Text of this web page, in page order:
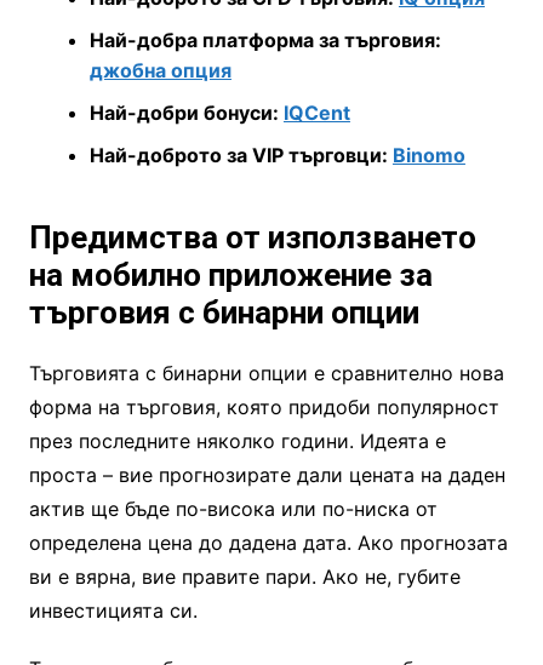
Най-добра платформа за търговия:
джобна опция
Най-добри бонуси: IQCent
Най-доброто за VIP търговци: Binomo
Предимства от използването
на мобилно приложение за
търговия с бинарни опции
Търговията с бинарни опции е сравнително нова
форма на търговия, която придоби популярност
през последните няколко години. Идеята е
проста – вие прогнозирате дали цената на даден
актив ще бъде по-висока или по-ниска от
определена цена до дадена дата. Ако прогнозата
ви е вярна, вие правите пари. Ако не, губите
инвестицията си.